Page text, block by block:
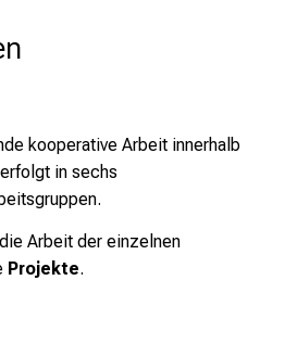
kooperative Arbeit innerhalb
in sechs
Arbeit der einzelnen
Projekte.